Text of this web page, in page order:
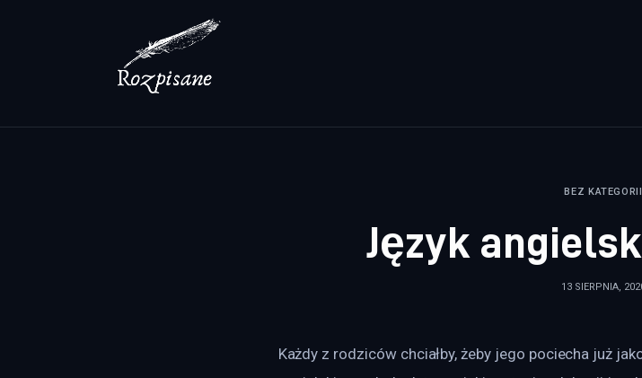
BEZ KATEGORII
Język
13 SIERPNIA,
Każdy z rodziców chciałby, żeby jego pociecha już